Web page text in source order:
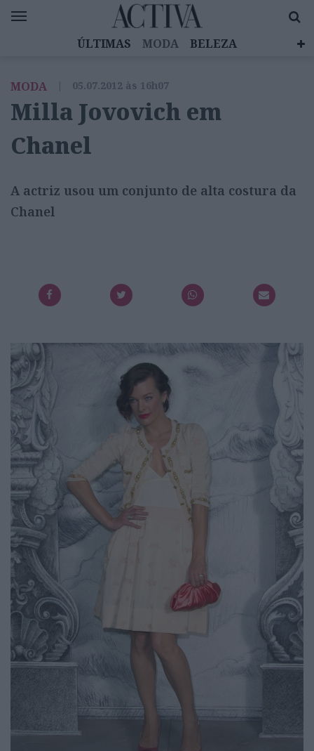
ÚLTIMAS MODA
BELEZA
EMOÇÕES
MULHERES INSPIRADORAS
DIZ QUEM SABE
ACTIVA BRAND STUDIO
MODA | 05.07.2012 às 16h07
Milla Jovovich em
Chanel
A actriz usou um conjunto de alta costura da
Chanel